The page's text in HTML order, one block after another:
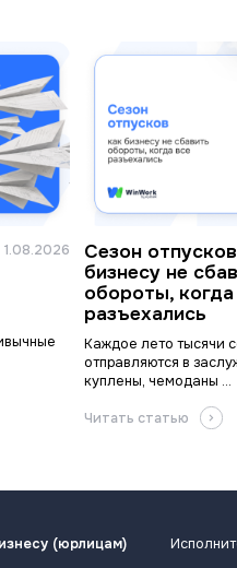
1.08.2026
Сезон
бизнесу не
обороты, когда
разъехались
Каждое лето тысячи
отправляются в
куплены, чемоданы ...
Читать статью
(юрлицам)